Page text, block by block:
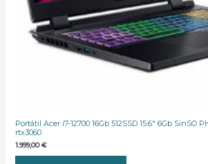
Portátil Acer i7-12700 16Gb 512SSD 15.6″ 6Gb SinSO
rtx3060
1.999,00€